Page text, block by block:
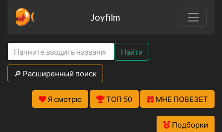
Joyfilm
Найти
🔎 Расширенный поиск
Я смотрю ТОП 50 МНЕ ПОВЕЗЕТ
Подборки